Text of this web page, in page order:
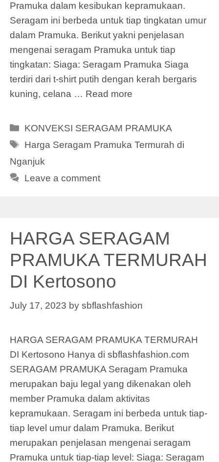
Pramuka dalam kesibukan kepramukaan.
Seragam ini berbeda untuk tiap tingkatan umur
dalam Pramuka. Berikut yakni penjelasan
mengenai seragam Pramuka untuk tiap
tingkatan: Siaga: Seragam Pramuka Siaga
terdiri dari t-shirt putih dengan kerah bergaris
kuning, celana … Read more
Categories
KONVEKSI SERAGAM PRAMUKA
Tags
Harga Seragam Pramuka Termurah di
Nganjuk
Leave a comment
HARGA SERAGAM
PRAMUKA TERMURAH
DI Kertosono
July 17, 2023 by sbflashfashion
HARGA SERAGAM PRAMUKA TERMURAH
DI Kertosono Hanya di sbflashfashion.com
SERAGAM PRAMUKA Seragam Pramuka
merupakan baju legal yang dikenakan oleh
member Pramuka dalam aktivitas
kepramukaan. Seragam ini berbeda untuk tiap-
tiap level umur dalam Pramuka. Berikut
merupakan penjelasan mengenai seragam
Pramuka untuk tiap-tiap level: Siaga: Seragam